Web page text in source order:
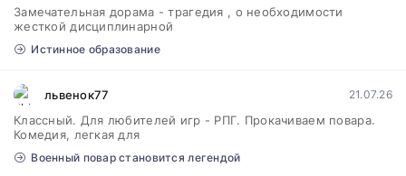
Замечательная дорама - трагедия , о необходимости
жесткой дисциплинарной
Истинное образование
львенок77 21.07.26
Классный. Для любителей игр - РПГ. Прокачиваем повара.
Комедия, легкая для
Военный повар становится легендой